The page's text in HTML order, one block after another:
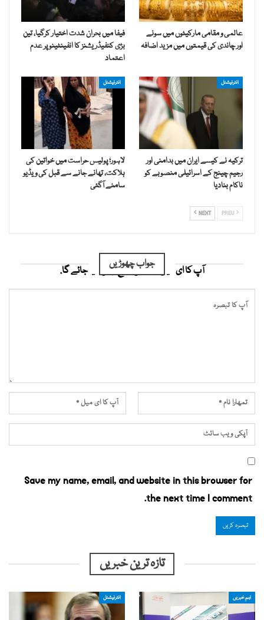
عالمی و مقامی مارکیٹوں میں سونے
اور چاندی کی قیمتوں میں مزید اضافہ
فیفا میں بحران شدت اختیار کرگیا، تین
بڑی کنفیڈریشنز کا انفینٹینو پر عدم
اعتماد
انٹرنیشنل
ترکیہ نے کیسے ایران میں بدامنی اور
رجیم چینج کے اسرائیلی منصوبے کو
ناکام بنادیا
انٹرنیشنل
لاہور؛ پولیس حراست میں خواتین کی
ہلاکت، تھانے جانے سے قبل کی ویڈیو
سامنے آگئی
NEXT
جواب چھوڑیں
آپ کا ای میل ایڈریس شائع نہیں کیا جائے گا.
Save my name, email, and website in this browser for
the next time I comment.
تازہ ترین خبریں
اہم خبریں انٹرنیشنل